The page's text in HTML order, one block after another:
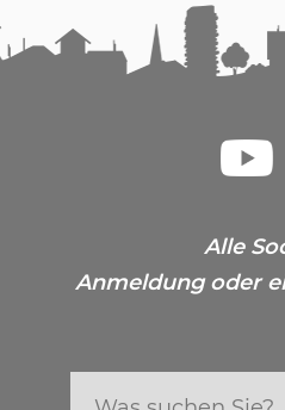
Alle
Anmeldung oder